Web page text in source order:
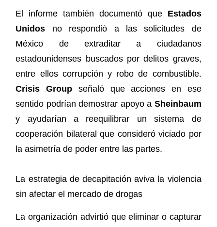
El informe también documentó que Estados
Unidos no respondió a las solicitudes de
México de extraditar a ciudadanos
estadounidenses buscados por delitos graves,
entre ellos corrupción y robo de combustible.
Crisis Group señaló que acciones en ese
sentido podrían demostrar apoyo a Sheinbaum
y ayudarían a reequilibrar un sistema de
cooperación bilateral que consideró viciado por
la asimetría de poder entre las partes.
La estrategia de decapitación aviva la violencia
sin afectar el mercado de drogas
La organización advirtió que eliminar o capturar